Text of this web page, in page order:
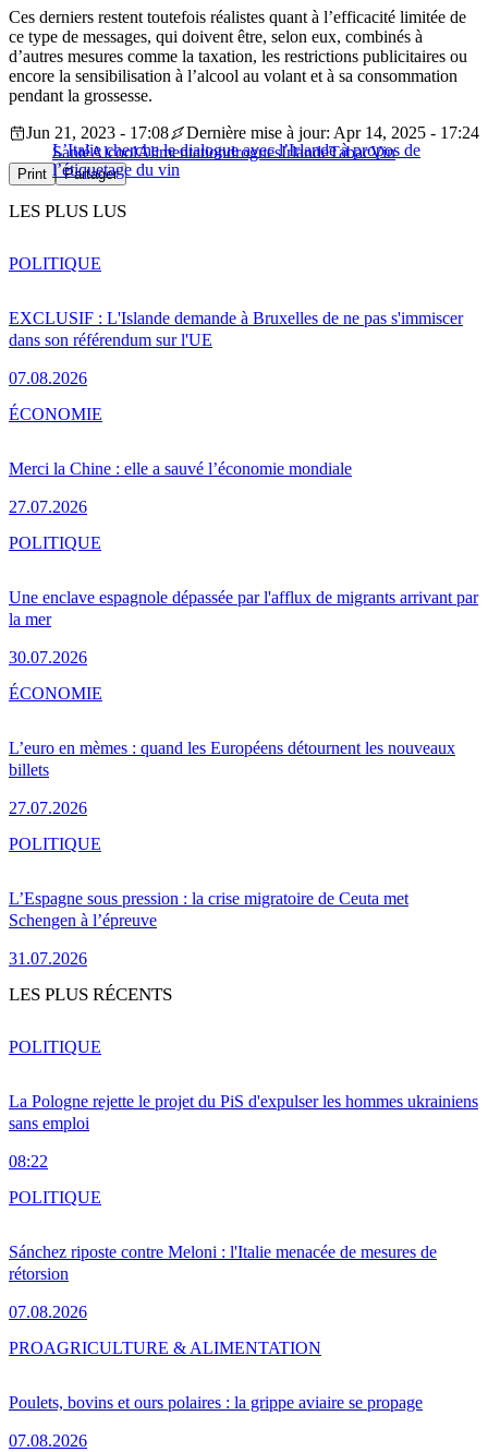
Ces derniers restent toutefois réalistes quant à l’efficacité limitée de
ce type de messages, qui doivent être, selon eux, combinés à
d’autres mesures comme la taxation, les restrictions publicitaires ou
encore la sensibilisation à l’alcool au volant et à sa consommation
pendant la grossesse.
L’Italie cherche le dialogue avec l’Irlande à propos de
l’étiquetage du vin
Jun 21, 2023 - 17:08
Dernière mise à jour: Apr 14, 2025 - 17:24
SantéAlcoolAlimentationdroguesIrlandeTabacVin
Print Partager
LES PLUS LUS
EXCLUSIF : L'Islande demande à Bruxelles de ne pas s'immiscer
dans son référendum sur l'UE
07.08.2026
POLITIQUE
Merci la Chine : elle a sauvé l’économie mondiale
27.07.2026
ÉCONOMIE
Une enclave espagnole dépassée par l'afflux de migrants arrivant par
la mer
30.07.2026
POLITIQUE
L’euro en mèmes : quand les Européens détournent les nouveaux
billets
27.07.2026
ÉCONOMIE
L’Espagne sous pression : la crise migratoire de Ceuta met
Schengen à l’épreuve
31.07.2026
POLITIQUE
LES PLUS RÉCENTS
La Pologne rejette le projet du PiS d'expulser les hommes ukrainiens
sans emploi
08:22
POLITIQUE
Sánchez riposte contre Meloni : l'Italie menacée de mesures de
rétorsion
07.08.2026
POLITIQUE
Poulets, bovins et ours polaires : la grippe aviaire se propage
07.08.2026
PROAGRICULTURE & ALIMENTATION